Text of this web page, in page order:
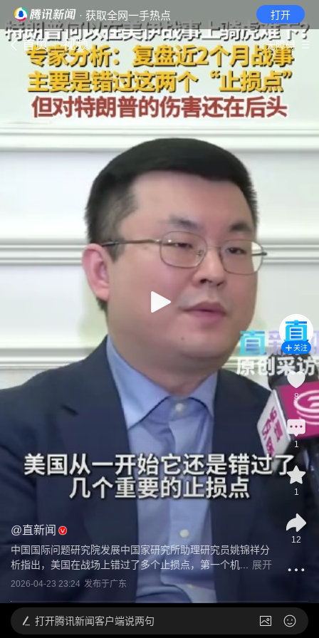
· 获取全网一手热点 打开
首页 视频 无障碍
@直新闻
中国国际问题研究院发展中国家研究所助理研究员姚锦祥分
析指出，美国在战场上错过了多个止损点，第一个机...
展开
2026-04-23 23:24 发布于广东
关注
8
1
1
12
打开腾讯新闻客户端说两句